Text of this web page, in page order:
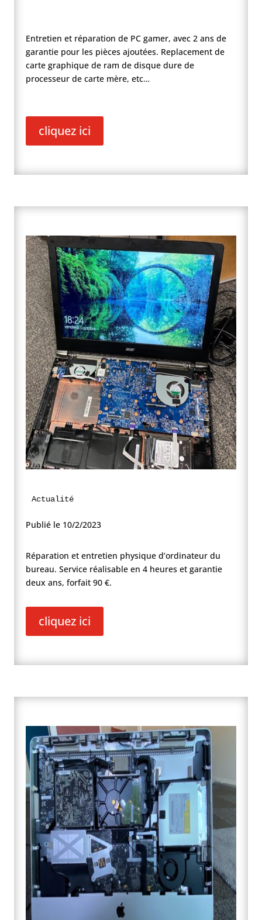
Entretien et réparation de PC gamer, avec 2 ans de
garantie pour les pièces ajoutées. Replacement de
carte graphique de ram de disque dure de
processeur de carte mère, etc…
cliquez ici
Actualité
Publié le 10/2/2023
Réparation et entretien physique d’ordinateur du
bureau. Service réalisable en 4 heures et garantie
deux ans, forfait 90 €.
cliquez ici